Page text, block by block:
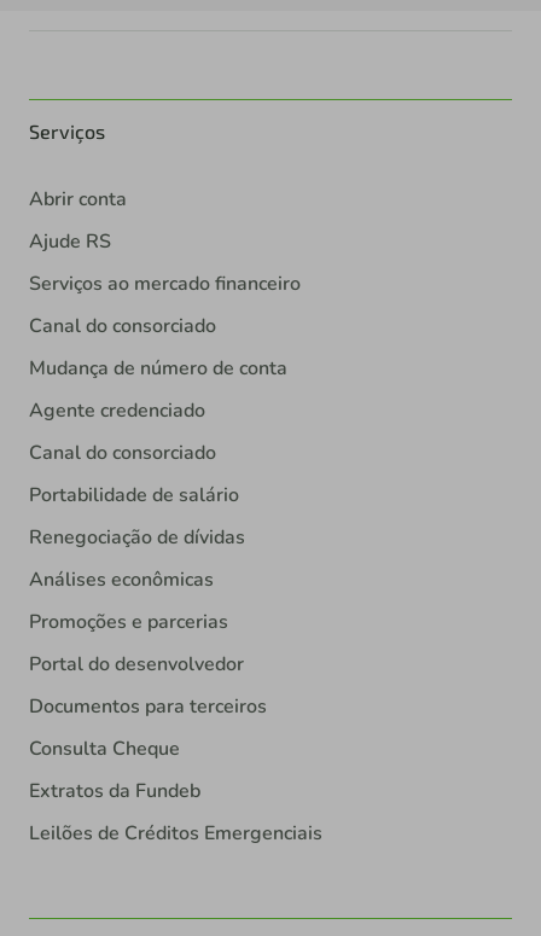
Serviços
Abrir conta
Ajude RS
Serviços ao mercado financeiro
Canal do consorciado
Mudança de número de conta
Agente credenciado
Canal do consorciado
Portabilidade de salário
Renegociação de dívidas
Análises econômicas
Promoções e parcerias
Portal do desenvolvedor
Documentos para terceiros
Consulta Cheque
Extratos da Fundeb
Leilões de Créditos Emergenciais